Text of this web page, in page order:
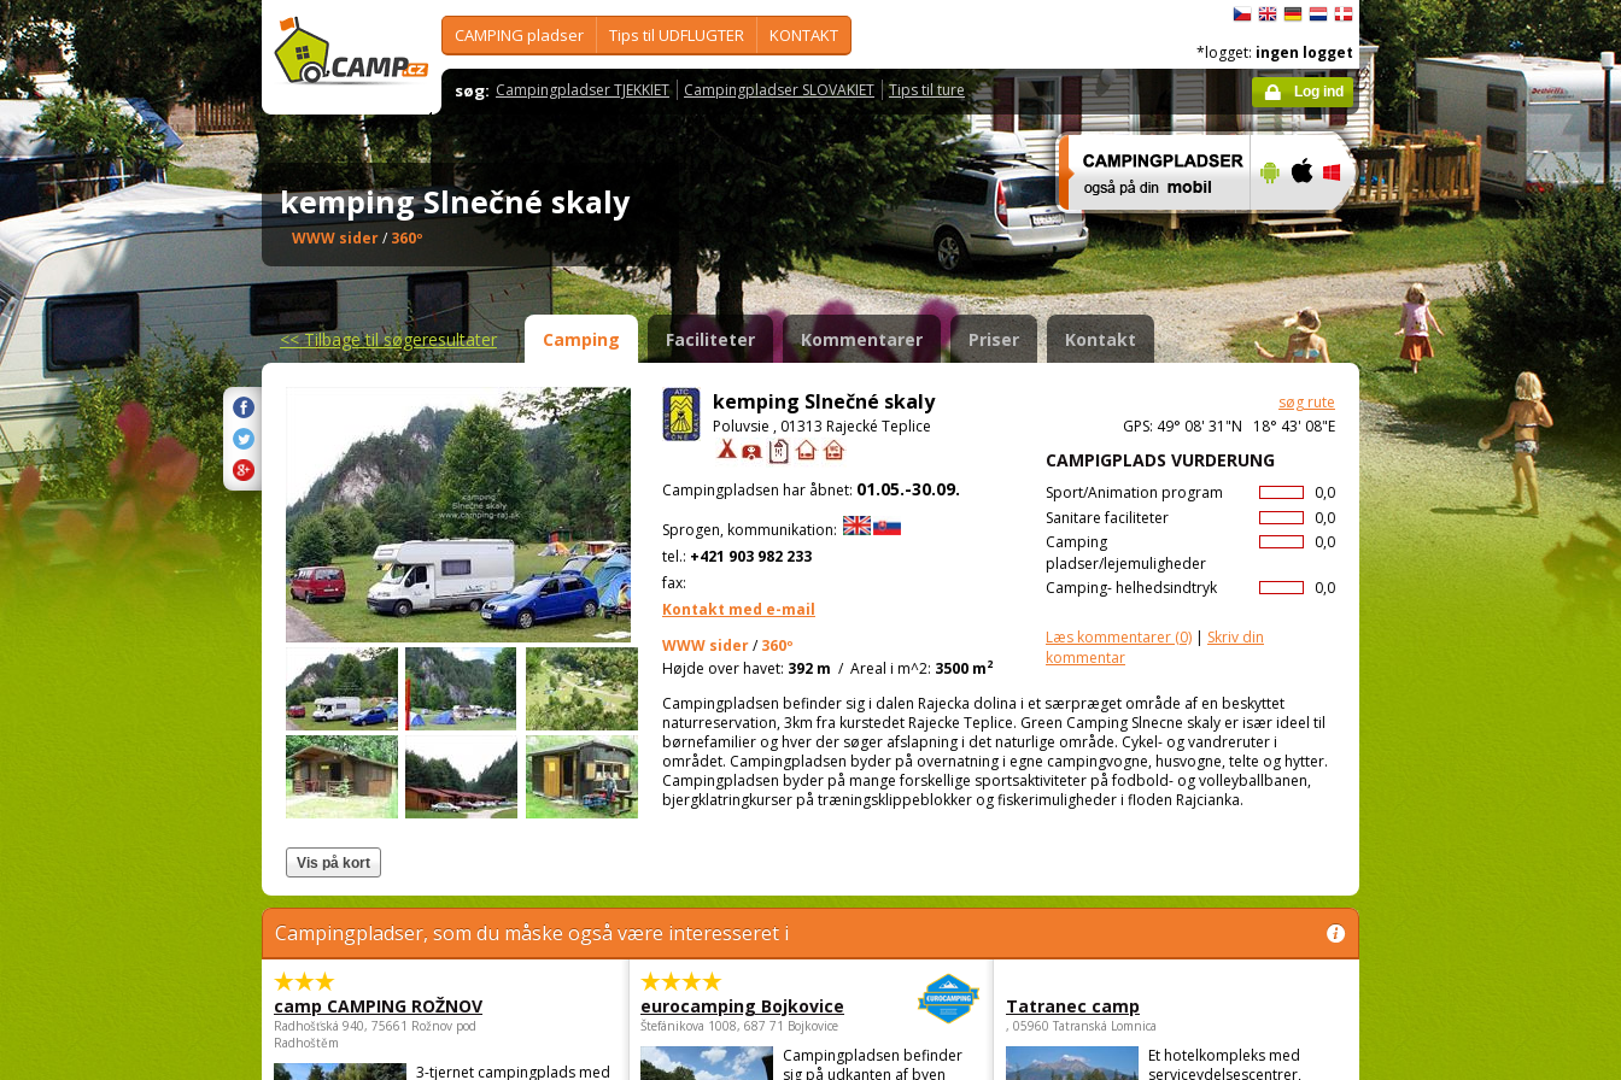
CAMPING pladser Tips til UDFLUGTER KONTAKT
søg: Campingpladser TJEKKIET Campingpladser SLOVAKIET Tips til ture
*logget: ingen logget
Log ind
kemping Slnečné skaly
WWW sider/360º
<<Tilbage til søgeresultater Camping Faciliteter Kommentarer Priser Kontakt
kemping Slnečné skaly
søg rute
Poluvsie , 01313 Rajecké Teplice
GPS: 49° 08' 31"N 18° 43' 08"E
CAMPIGPLADS VURDERUNG
0,0
Sport/Animation program
0,0
Sanitare faciliteter
0,0
Camping
pladser/lejemuligheder
0,0
Camping- helhedsindtryk
Læs kommentarer (0) | Skriv din
kommentar
Campingpladsen har åbnet: 01.05.-30.09.
Sprogen, kommunikation:
tel.: +421 903 982 233
fax:
Kontakt med e-mail
WWW sider/360º
Højde over havet: 392 m / Areal i m^2: 3500 m2
Campingpladsen befinder sig i dalen Rajecka dolina i et særpræget område af en beskyttet
naturreservation, 3km fra kurstedet Rajecke Teplice. Green Camping Slnecne skaly er især ideel til
børnefamilier og hver der søger afslapning i det naturlige område. Cykel- og vandreruter i
området. Campingpladsen byder på overnatning i egne campingvogne, husvogne, telte og hytter.
Campingpladsen byder på mange forskellige sportsaktiviteter på fodbold- og volleyballbanen,
bjergklatringkurser på træningsklippeblokker og fiskerimuligheder i floden Rajcianka.
Campingpladser, som du måske også være interesseret i
camp CAMPING ROŽNOV
Radhošťská 940, 75661 Rožnov pod
Radhoštěm
3-tjernet campingplads med
eurocamping Bojkovice
Štefánikova 1008, 687 71 Bojkovice
Campingpladsen befinder
sig på udkanten af byen
Tatranec camp
, 05960 Tatranská Lomnica
Et hotelkompleks med
serviceydelsescentrer,